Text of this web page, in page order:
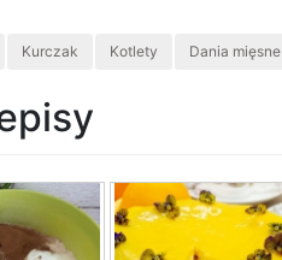
Kurczak Kotlety Dania mięsne